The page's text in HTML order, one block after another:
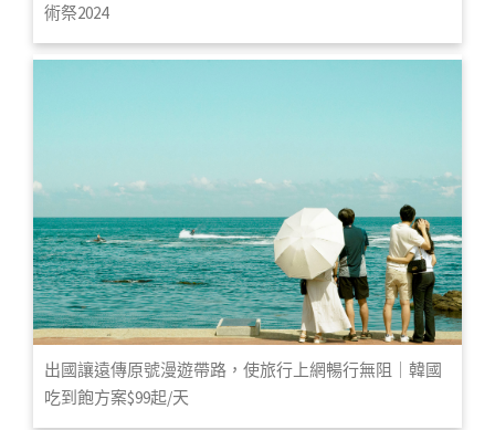
術祭2024
出國讓遠傳原號漫遊帶路，使旅行上網暢行無阻｜韓國
吃到飽方案$99起/天